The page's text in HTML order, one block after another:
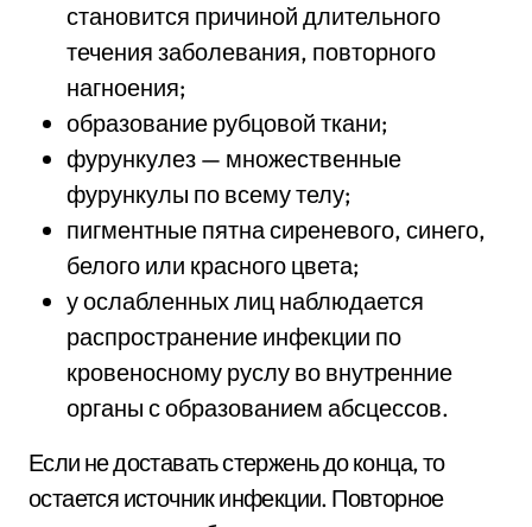
становится причиной длительного
течения заболевания, повторного
нагноения;
образование рубцовой ткани;
фурункулез — множественные
фурункулы по всему телу;
пигментные пятна сиреневого, синего,
белого или красного цвета;
у ослабленных лиц наблюдается
распространение инфекции по
кровеносному руслу во внутренние
органы с образованием абсцессов.
Если не доставать стержень до конца, то
остается источник инфекции. Повторное